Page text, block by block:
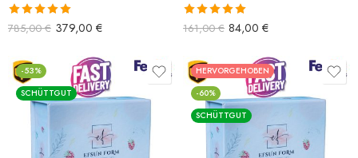
Bewertet mit
785,00€ 379,00 €
Bewertet mit
161,00€ 84,00 €
-53%
SCHÜTTGUT
HERVORGEHOBEN
-60%
SCHÜTTGUT